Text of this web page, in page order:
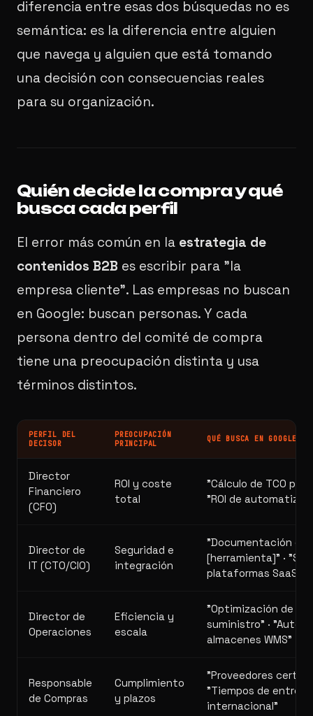
diferencia entre esas dos búsquedas no es
semántica: es la diferencia entre alguien
que navega y alguien que está tomando
una decisión con consecuencias reales
para su organización.
Quién decide la compra y qué
busca cada perfil
El error más común en la estrategia de
contenidos B2B es escribir para "la
empresa cliente". Las empresas no buscan
en Google: buscan personas. Y cada
persona dentro del comité de compra
tiene una preocupación distinta y usa
términos distintos.
PERFIL DEL
DECISOR
PREOCUPACIÓN
PRINCIPAL
QUÉ BUSCA EN GOOGLE
Director
Financiero
(CFO)
ROI y coste
total
"Cálculo de TCO
"ROI de
Director de
IT (CTO/CIO)
Seguridad e
integración
"Documentación de
[herramienta]" ·
plataformas SaaS"
Director de
Operaciones
Eficiencia y
escala
"Optimización de
suministro" ·
almacenes WMS"
Responsable
de Compras
Cumplimiento
y plazos
"Proveedores
"Tiempos de
internacional"